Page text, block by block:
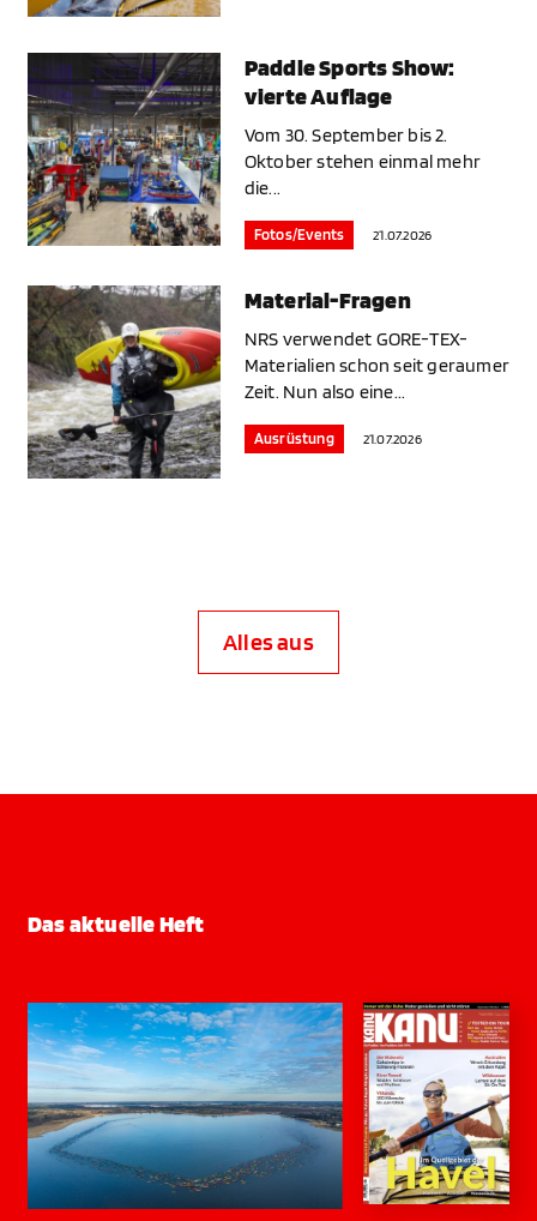
Paddle Sports Show:
vierte Auflage
Vom 30. September bis 2.
Oktober stehen einmal mehr
die...
Fotos/Events 21.07.2026
Material-Fragen
NRS verwendet GORE-TEX-
Materialien schon seit geraumer
Zeit. Nun also eine...
Ausrüstung 21.07.2026
Alles aus
Das aktuelle Heft